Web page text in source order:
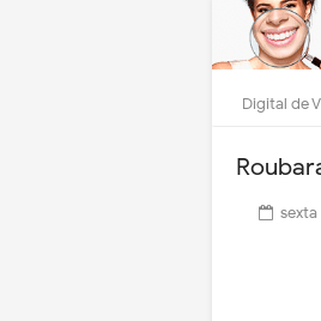
Digital de